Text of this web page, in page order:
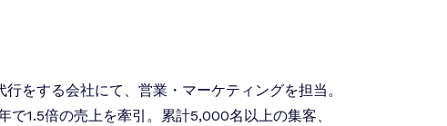
をする会社にて、営業・マーケティングを担当。
1.5倍の売上を牽引。累計5,000名以上の集客、